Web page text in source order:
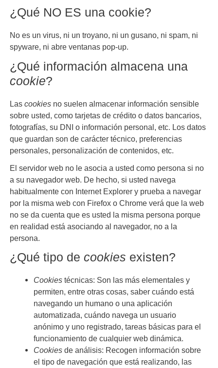
¿Qué NO ES una cookie?
No es un virus, ni un troyano, ni un gusano, ni spam, ni
spyware, ni abre ventanas pop-up.
¿Qué información almacena una
cookie?
Las cookies no suelen almacenar información sensible
sobre usted, como tarjetas de crédito o datos bancarios,
fotografías, su DNI o información personal, etc. Los datos
que guardan son de carácter técnico, preferencias
personales, personalización de contenidos, etc.
El servidor web no le asocia a usted como persona si no
a su navegador web. De hecho, si usted navega
habitualmente con Internet Explorer y prueba a navegar
por la misma web con Firefox o Chrome verá que la web
no se da cuenta que es usted la misma persona porque
en realidad está asociando al navegador, no a la
persona.
¿Qué tipo de cookies existen?
Cookies técnicas: Son las más elementales y
permiten, entre otras cosas, saber cuándo está
navegando un humano o una aplicación
automatizada, cuándo navega un usuario
anónimo y uno registrado, tareas básicas para el
funcionamiento de cualquier web dinámica.
Cookies de análisis: Recogen información sobre
el tipo de navegación que está realizando, las